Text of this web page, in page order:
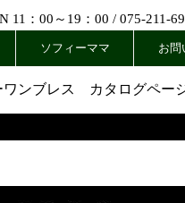
11：00～19：00 / 075-211-
ソフィーママ お問
ワンブレス カタログペー